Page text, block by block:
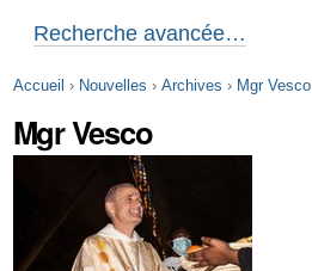
Recherche avancée…
Accueil › Nouvelles › Archives › Mgr Vesco
Mgr Vesco